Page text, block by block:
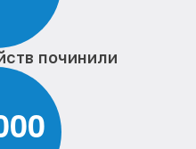
починили
00